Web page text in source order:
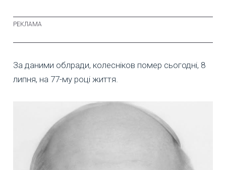
За даними облради, колесніков помер сьогодні, 8
липня, на 77-му році життя.